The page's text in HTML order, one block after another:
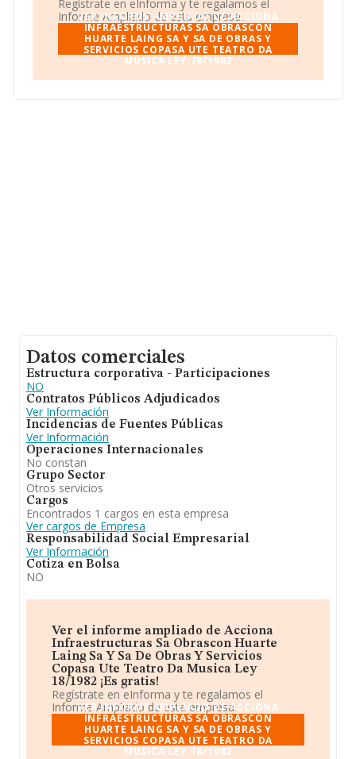
Musica Ley 18/1982aparece inscrita como Unión
temporal de empresas.
Regístrate en eInforma y te regalamos el
Informe Ampliado de esta empresa.
VER INFORME AMPLIADO DE ACCIONA
INFRAESTRUCTURAS SA OBRASCON
HUARTE LAING SA Y SA DE OBRAS Y
SERVICIOS COPASA UTE TEATRO DA
MUSICA LEY 18/1982
Datos comerciales
Estructura corporativa - Participaciones
NO
Contratos Públicos Adjudicados
Ver Información
Incidencias de Fuentes Públicas
Ver Información
Operaciones Internacionales
No constan
Grupo Sector
Otros servicios
Cargos
Encontrados 1 cargos en esta empresa
Ver cargos de Empresa
Responsabilidad Social Empresarial
Ver Información
Cotiza en Bolsa
NO
Ver el informe ampliado de Acciona
Infraestructuras Sa Obrascon Huarte
Laing Sa Y Sa De Obras Y Servicios
Copasa Ute Teatro Da Musica Ley
18/1982 ¡Es gratis!
Regístrate en eInforma y te regalamos el
Informe Ampliado de esta empresa.
VER INFORME AMPLIADO DE ACCIONA
INFRAESTRUCTURAS SA OBRASCON
HUARTE LAING SA Y SA DE OBRAS Y
SERVICIOS COPASA UTE TEATRO DA
MUSICA LEY 18/1982